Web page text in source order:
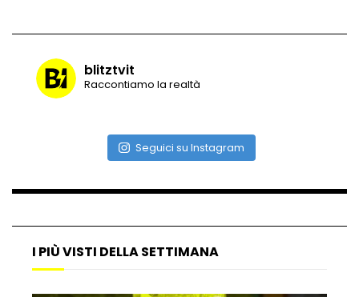
incredibile
Ammiocuggino con la ruspa… finisce
blitztvit
Raccontiamo la realtà
Seguici su Instagram
I PIÙ VISTI DELLA SETTIMANA